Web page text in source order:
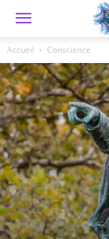
Accueil Conscience